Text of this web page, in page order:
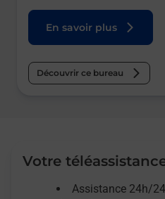
En savoir plus
Découvrir ce bureau
Votre
Assistance 24h/